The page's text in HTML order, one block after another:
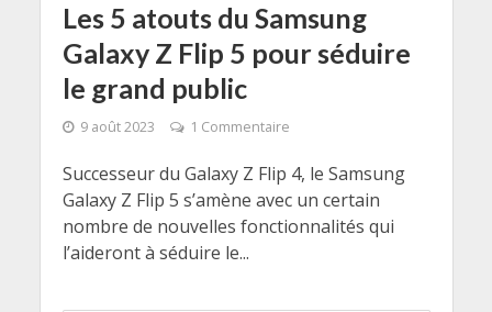
Les 5 atouts du Samsung
Galaxy Z Flip 5 pour séduire
le grand public
9 août 2023 1 Commentaire
Successeur du Galaxy Z Flip 4, le Samsung
Galaxy Z Flip 5 s’amène avec un certain
nombre de nouvelles fonctionnalités qui
l’aideront à séduire le...